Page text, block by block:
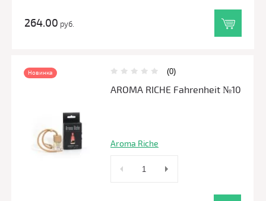
264.00 руб.
Новинка (0)
AROMA RICHE Fahrenheit №10
Aroma Riche